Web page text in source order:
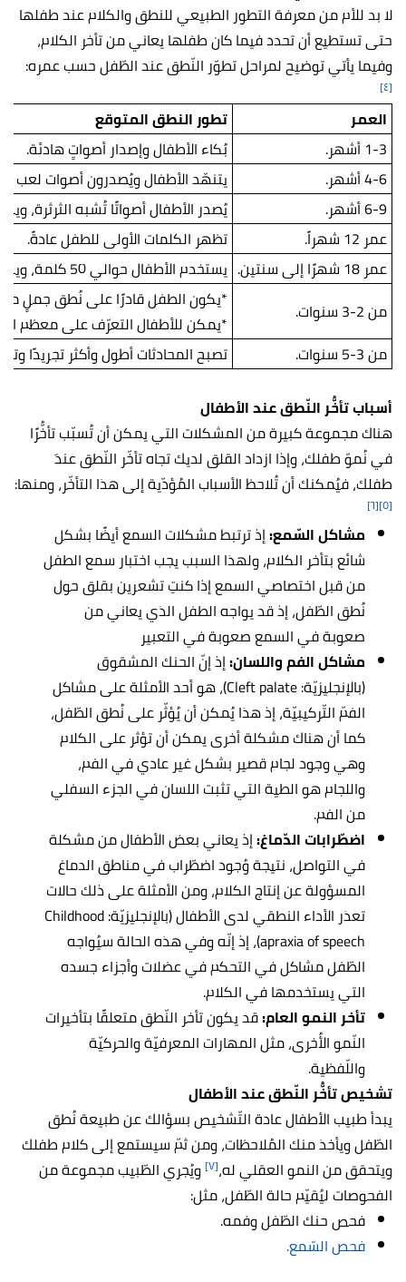
لا بد للأم من معرفة التطور الطبيعي للنطق والكلام عند طفلها
حتى تستطيع أن تحدد فيما كان طفلها يعاني من تأخر الكلام،
وفيما يأتي توضيح لمراحل تطوّر النّطق عند الطّفل حسب عمره:
[٤]
العمر
تطور النطق المتوقع
1-3 أشهر.
بُكاء الأطفال وإصدار أصواتٍ هادئة.
4-6 أشهر.
يتنهّد الأطفال ويُصدرون أصوات لعب
6-9 أشهر.
يُصدر الأطفال أصواتًا تُشبه الثرثرة،
عمر 12 شهراً.
تظهر الكلمات الأولى للطفل عادةً.
عمر 18 شهرًا إلى سنتين.
يستخدم الأطفال حوالي 50 كلمة، ويبدأون في تجميع كلمتين معًا في جمل قصيرة.
من 2-3 سنوات.
*يكون الطفل قادرًا على نُطق جملٍ مكوّنة من
*يمكن للأطفال التعرّف على معظم
من 3-5 سنوات.
تصبح المحادثات أطول وأكثر تجريدًا وتعقيدًا، ويتكوّن لدى الطفل
أسباب تأخُّر النّطق عند الأطفال
هناك مجموعة كبيرة من المشكلات التي يمكن أن تُسبّب تأخُّرًا
في نُموّ طفلك، وإذا ازداد القلق لديك تجاه تأخّر النّطق عندَ
طفلك، فيُمكنك أن تُلاحظ الأسباب المُؤدّية إلى هذا التأخّر، ومنها:
[٥] [٦]
مشاكل السّمع:إذ ترتبط مشكلات السمع أيضًا بشكل
شائع بتأخر الكلام، ولهذا السبب يجب اختبار سمع الطفل
من قبل اختصاصي السمع إذا كنتِ تشعرين بقلق حول
نُطق الطّفل، إذ قد يواجه الطفل الذي يعاني من
صعوبة في السمع صعوبة في التعبير
مشاكل الفم واللسان:إذ إنّ الحنك المشقوق
(بالإنجليزيّة: Cleft palate)، هو أحد الأمثلة على مشاكل
الفمّ التّركيبيّة، إذ هذا يُمكن أن يُؤثّر على نُطق الطّفل،
كما أن هناك مشكلة أخرى يمكن أن تؤثر على الكلام
وهي وجود لجام قصير بشكل غير عادي في الفم،
واللجام هو الطية التي تثبت اللسان في الجزء السفلي
من الفم.
اضطّرابات الدّماغ:إذ يعاني بعض الأطفال من مشكلة
في التواصل، نتيجة وُجود اضطّراب في مناطق الدماغ
المسؤولة عن إنتاج الكلام، ومن الأمثلة على ذلك حالات
تعذر الأداء النطقي لدى الأطفال (بالإنجليزيّة: Childhood
apraxia of speech)، إذ إنّه وفي هذه الحالة سيُواجه
الطّفل مشاكل في التحكم في عضلات وأجزاء جسده
التي يستخدمها في الكلام.
تأخر النمو العام:قد يكون تأخر النّطق متعلقًا بتأخيرات
النّمو الأُخرى، مثل المهارات المعرفيّة والحركيّة
واللّفظية.
تشخيص تأخُّر النّطق عند الأطفال
يبدأ طبيب الأطفال عادة التّشخيص بسؤالك عن طبيعة نُطق
الطّفل ويأخذ منك المُلاحظات، ومن ثمّ سيستمع إلى كلام طفلك
ويتحقق من النمو العقلي له،[٧]
ويُجري الطّبيب مجموعة من
الفحوصات ليُقيّم حالة الطّفل، مثل:
فحص حنك الطّفل وفمه.
فحص السّمع.